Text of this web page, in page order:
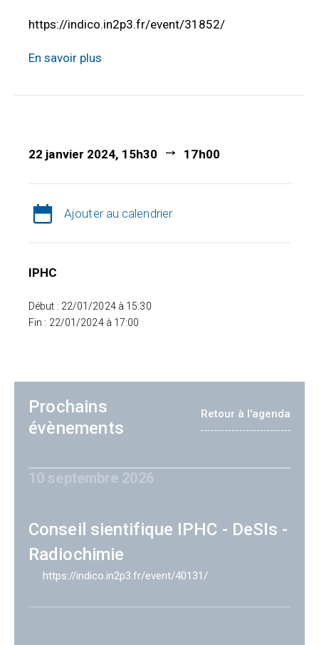
https://indico.in2p3.fr/event/31852/
En savoir plus
22 janvier 2024, 15h30 17h00
Ajouter au calendrier
IPHC
Début : 22/01/2024 à 15:30
Fin : 22/01/2024 à 17:00
Prochains
évènements
Retour à l'agenda
10 septembre 2026
Conseil sientifique IPHC - DeSIs -
Radiochimie
https://indico.in2p3.fr/event/40131/